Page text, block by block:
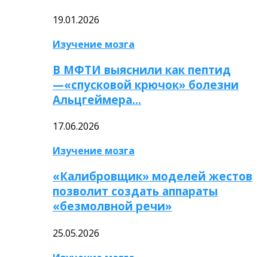
19.01.2026
Изучение мозга
В МФТИ выяснили как пептид
—«спусковой крючок» болезни
Альцгеймера…
17.06.2026
Изучение мозга
«Калибровщик» моделей жестов
позволит создать аппараты
«безмолвной речи»
25.05.2026